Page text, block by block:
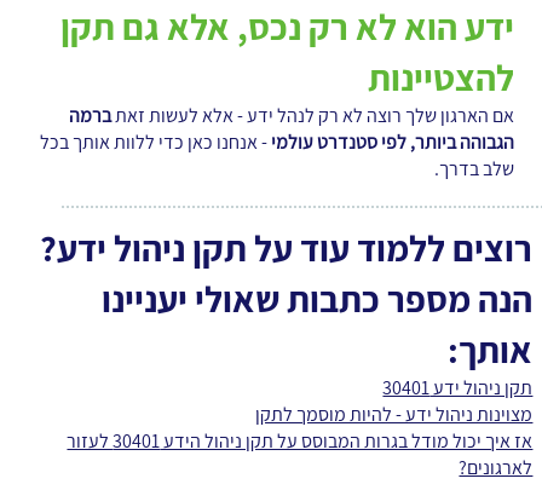
רוצים ללמוד עוד על תקן ניהול ידע?
הנה מספר כתבות שאולי יעניינו
אותך:
תקן ניהול ידע 30401
מצוינות ניהול ידע - להיות מוסמך לתקן
אז איך יכול מודל בגרות המבוסס על תקן ניהול הידע 30401 לעזור
לארגונים?
ידע הוא לא רק נכס, אלא גם תקן
להצטיינות
אם הארגון שלך רוצה לא רק לנהל ידע - אלא לעשות זאתברמה
הגבוהה ביותר, לפי סטנדרט עולמי- אנחנו כאן כדי ללוות אותך בכל
שלב בדרך.